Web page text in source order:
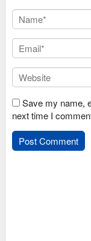
Save my name,
next time I